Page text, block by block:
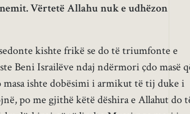
Vërtetë Allahu nuk e udhëzon
kishte frikë se do të triumfonte e
Beni Israilëve ndaj ndërmori çdo masë
ishte dobësimi i armikut të tij duke i
po me gjithë këtë dëshira e Allahut do